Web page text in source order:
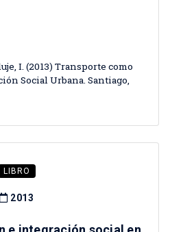
I. (2013) Transporte como
Social Urbana. Santiago,
LIBRO
2013